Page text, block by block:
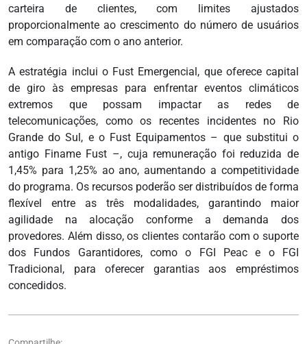
carteira de clientes, com limites ajustados
proporcionalmente ao crescimento do número de usuários
em comparação com o ano anterior.
A estratégia inclui o Fust Emergencial, que oferece capital
de giro às empresas para enfrentar eventos climáticos
extremos que possam impactar as redes de
telecomunicações, como os recentes incidentes no Rio
Grande do Sul, e o Fust Equipamentos – que substitui o
antigo Finame Fust –, cuja remuneração foi reduzida de
1,45% para 1,25% ao ano, aumentando a competitividade
do programa. Os recursos poderão ser distribuídos de forma
flexível entre as três modalidades, garantindo maior
agilidade na alocação conforme a demanda dos
provedores. Além disso, os clientes contarão com o suporte
dos Fundos Garantidores, como o FGI Peac e o FGI
Tradicional, para oferecer garantias aos empréstimos
concedidos.